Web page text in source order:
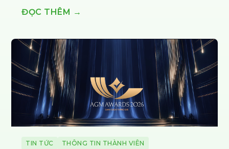
ĐỌC THÊM →
TIN TỨC THÔNG TIN THÀNH VIÊN